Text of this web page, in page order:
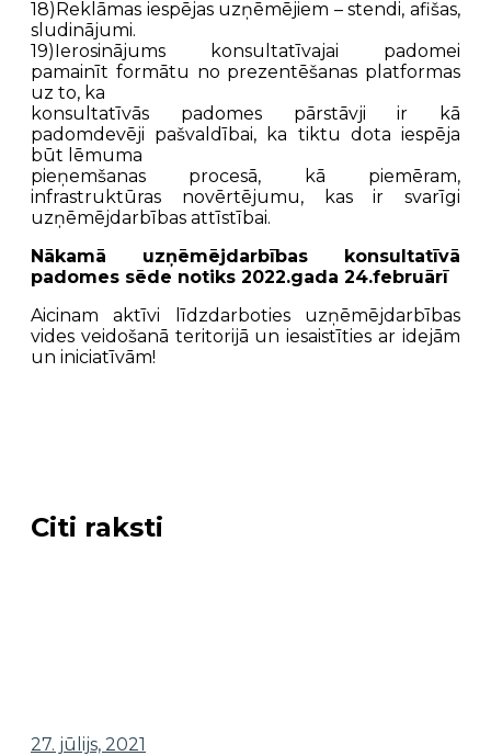
18)Reklāmas iespējas uzņēmējiem – stendi, afišas,
sludinājumi.
19)Ierosinājums konsultatīvajai padomei
pamainīt formātu no prezentēšanas platformas
uz to, ka
konsultatīvās padomes pārstāvji ir kā
padomdevēji pašvaldībai, ka tiktu dota iespēja
būt lēmuma
pieņemšanas procesā, kā piemēram,
infrastruktūras novērtējumu, kas ir svarīgi
uzņēmējdarbības attīstībai.
Nākamā uzņēmējdarbības konsultatīvā
padomes sēde notiks 2022.gada 24.februārī
Aicinam aktīvi līdzdarboties uzņēmējdarbības
vides veidošanā teritorijā un iesaistīties ar idejām
un iniciatīvām!
Citi raksti
27. jūlijs, 2021